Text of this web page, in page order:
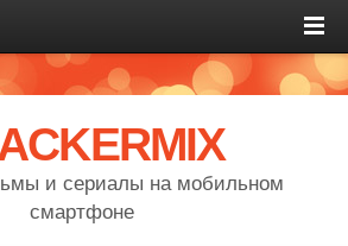
и сериалы на мобильном
смартфоне